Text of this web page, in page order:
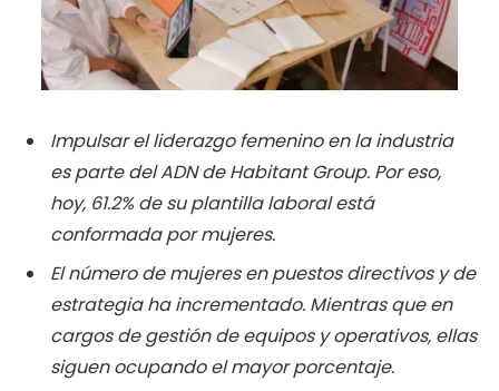
Impulsar el liderazgo femenino en la industria
es parte del ADN de Habitant Group. Por eso,
hoy, 61.2% de su plantilla laboral está
conformada por mujeres.
El número de mujeres en puestos directivos y de
estrategia ha incrementado. Mientras que en
cargos de gestión de equipos y operativos, ellas
siguen ocupando el mayor porcentaje.